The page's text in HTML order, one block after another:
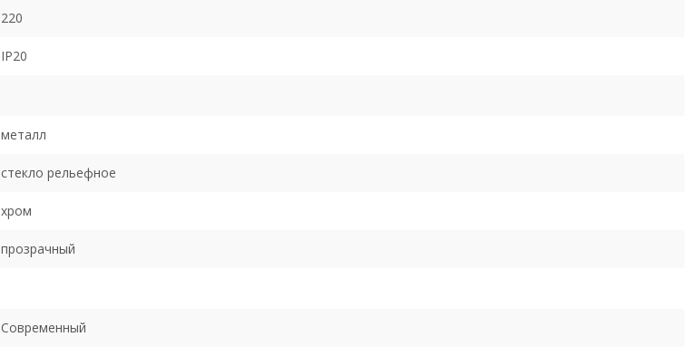
220
IP20
металл
стекло рельефное
хром
прозрачный
Современный